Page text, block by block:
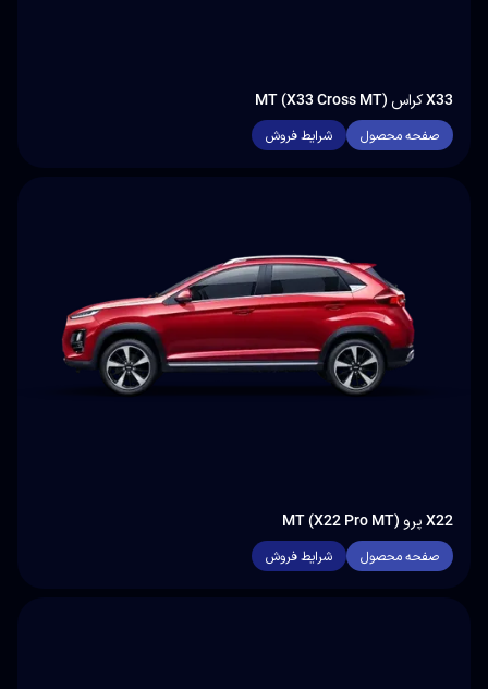
X33 کراس MT (X33 Cross MT)
صفحه محصول شرایط فروش
X22 پرو MT (X22 Pro MT)
صفحه محصول شرایط فروش